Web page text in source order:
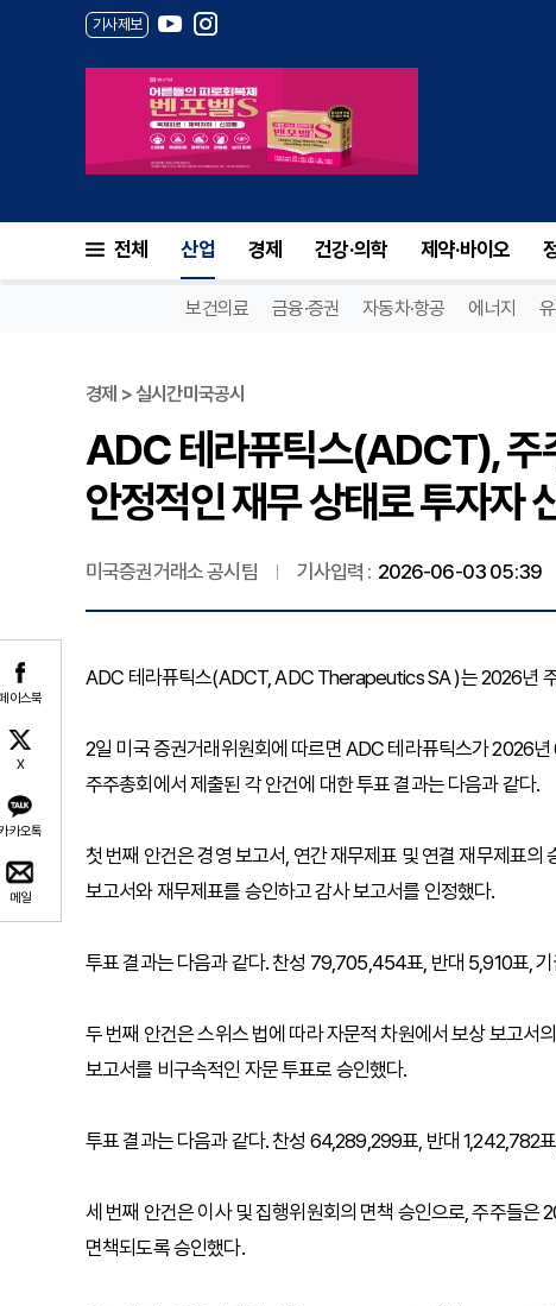
기사제보
전체 산업 경제 건강·의학 제약·바이오
보건의료 금융·증권 자동차·항공 에너지
이스북
X
카오톡
메일
경제 > 실시간미국공시
ADC 테라퓨틱스(ADCT), 주
안정적인 재무 상태로 투자자
미국증권거래소 공시팀 기사입력 : 2026-06-03 05:39
ADC 테라퓨틱스(ADCT, ADC Therapeutics SA )는 2026년
2일 미국 증권거래위원회에 따르면 ADC 테라퓨틱스가 2026
주주총회에서 제출된 각 안건에 대한 투표 결과는 다음과 같다.
첫 번째 안건은 경영 보고서, 연간 재무제표 및 연결 재무제표
보고서와 재무제표를 승인하고 감사 보고서를 인정했다.
투표 결과는 다음과 같다. 찬성 79,705,454표, 반대 5,910표,
두 번째 안건은 스위스 법에 따라 자문적 차원에서 보상 보고서
보고서를 비구속적인 자문 투표로 승인했다.
투표 결과는 다음과 같다. 찬성 64,289,299표, 반대 1,242,782
세 번째 안건은 이사 및 집행위원회의 면책 승인으로, 주주들은
면책되도록 승인했다.